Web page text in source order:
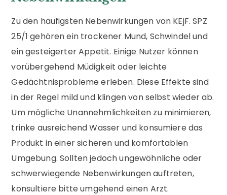
Zu den häufigsten Nebenwirkungen von KEjF. SPZ
25/1 gehören ein trockener Mund, Schwindel und
ein gesteigerter Appetit. Einige Nutzer können
vorübergehend Müdigkeit oder leichte
Gedächtnisprobleme erleben. Diese Effekte sind
in der Regel mild und klingen von selbst wieder ab.
Um mögliche Unannehmlichkeiten zu minimieren,
trinke ausreichend Wasser und konsumiere das
Produkt in einer sicheren und komfortablen
Umgebung. Sollten jedoch ungewöhnliche oder
schwerwiegende Nebenwirkungen auftreten,
konsultiere bitte umgehend einen Arzt.